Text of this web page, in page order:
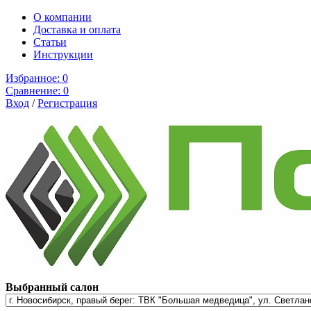
О компании
Доставка и оплата
Cтатьи
Инструкции
Избранное: 0
Сравнение: 0
Вход /Регистрация
Выбранный салон